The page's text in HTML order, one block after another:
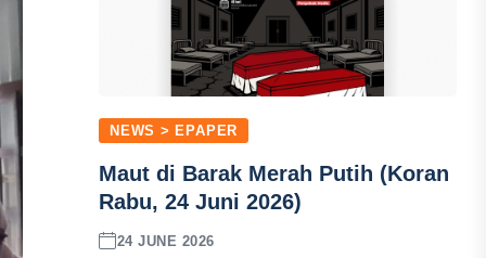
NEWS > EPAPER
Maut di Barak Merah Putih (Koran
Rabu, 24 Juni 2026)
24 JUNE 2026